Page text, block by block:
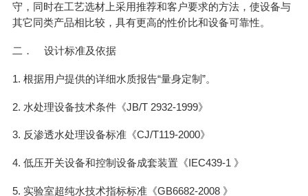
守，同时在工艺选材上采用推荐和客户要求的方法，使设备与
其它同类产品相比较，具有更高的性价比和设备可靠性。
二． 设计标准及依据
1. 根据用户提供的详细水质报告“量身定制”。
2. 水处理设备技术条件《JB/T 2932-1999》
3. 反渗透水处理设备标准《CJ/T119-2000》
4. 低压开关设备和控制设备成套装置《IEC439-1 》
5. 实验室超纯水技术指标标准《GB6682-2008 》